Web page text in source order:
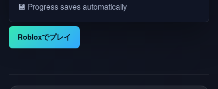
💾 Progress saves automatically
Robloxでプレイ